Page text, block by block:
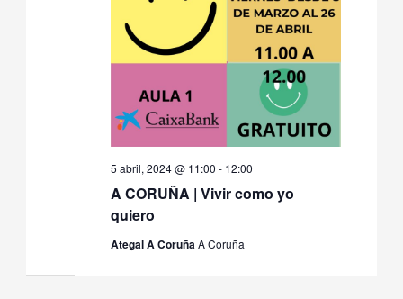
A CORUÑA | Vivir como yo
quiero
5 abril, 2024 @ 11:00 - 12:00
Ategal A CoruñaA Coruña